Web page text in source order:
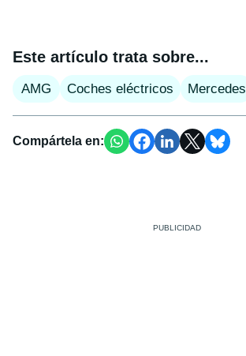
Este artículo trata sobre...
AMG Coches eléctricos Mercedes
Compártela en: